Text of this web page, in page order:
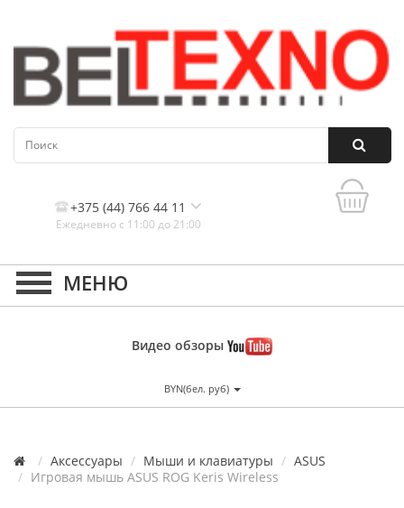
+375 (44) 766 44 11
Ежедневно с 11:00 до 21:00
Контакты, и схема проезда
Видео обзоры
BYN(бел. руб)
Аксессуары Мыши и клавиатуры
ASUS
Игровая мышь ASUS ROG Keris Wireless